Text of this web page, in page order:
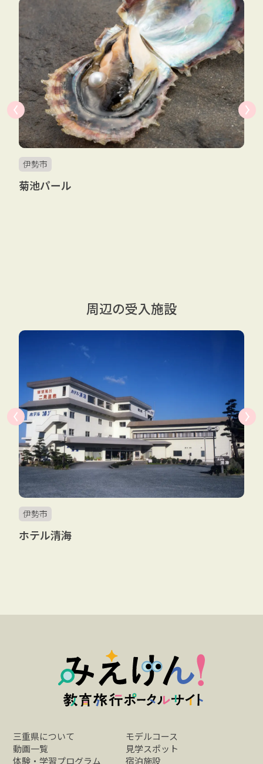
伊勢市
菊池パール
周辺の受入施設
伊勢市
ホテル清海
三重県について
モデルコース
動画一覧
見学スポット
体験・学習プログラム
宿泊施設